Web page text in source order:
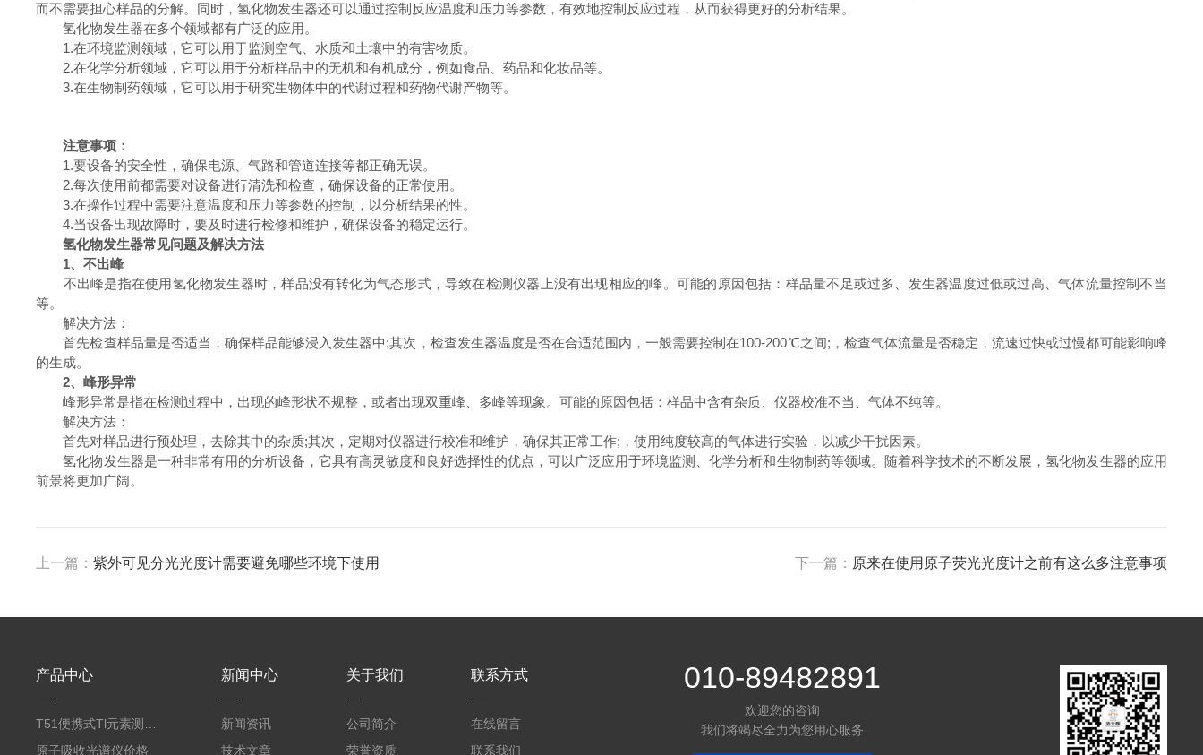
而不需要担心样品的分解。同时，氢化物发生器还可以通过控制反应温度和压力等参数，有效地控制反应过程，从而获得更好的分析结果。
氢化物发生器在多个领域都有广泛的应用。
1.在环境监测领域，它可以用于监测空气、水质和土壤中的有害物质。
2.在化学分析领域，它可以用于分析样品中的无机和有机成分，例如食品、药品和化妆品等。
3.在生物制药领域，它可以用于研究生物体中的代谢过程和药物代谢产物等。
注意事项：
1.要设备的安全性，确保电源、气路和管道连接等都正确无误。
2.每次使用前都需要对设备进行清洗和检查，确保设备的正常使用。
3.在操作过程中需要注意温度和压力等参数的控制，以分析结果的性。
4.当设备出现故障时，要及时进行检修和维护，确保设备的稳定运行。
氢化物发生器常见问题及解决方法
1、不出峰
不出峰是指在使用氢化物发生器时，样品没有转化为气态形式，导致在检测仪器上没有出现相应的峰。可能的原因包括：样品量不足或过多、发生器温度过低或过高、气体流量控制不当
等。
解决方法：
首先检查样品量是否适当，确保样品能够浸入发生器中;其次，检查发生器温度是否在合适范围内，一般需要控制在100-200℃之间;，检查气体流量是否稳定，流速过快或过慢都可能影响峰
的生成。
2、峰形异常
峰形异常是指在检测过程中，出现的峰形状不规整，或者出现双重峰、多峰等现象。可能的原因包括：样品中含有杂质、仪器校准不当、气体不纯等。
解决方法：
首先对样品进行预处理，去除其中的杂质;其次，定期对仪器进行校准和维护，确保其正常工作;，使用纯度较高的气体进行实验，以减少干扰因素。
氢化物发生器是一种非常有用的分析设备，它具有高灵敏度和良好选择性的优点，可以广泛应用于环境监测、化学分析和生物制药等领域。随着科学技术的不断发展，氢化物发生器的应用
前景将更加广阔。
上一篇：紫外可见分光光度计需要避免哪些环境下使用 下一篇： 原来在使用原子荧光光度计之前有这么多注意事项
产品中心
原子吸收光谱仪价格
新闻中心
新闻资讯
技术文章
关于我们
公司简介
荣誉资质
联系方式
在线留言
联系我们
010-89482891
欢迎您的咨询
我们将竭尽全力为您用心服务